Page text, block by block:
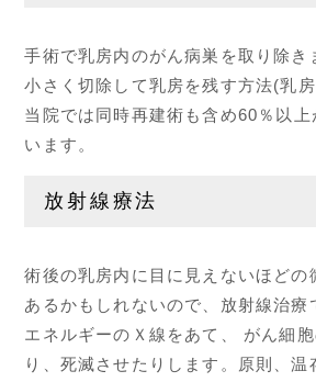
手術で乳房内のがん病巣を取り除き
小さく切除して乳房を残す方法(乳
当院では同時再建術も含め60％以上
います。
放射線療法
術後の乳房内に目に見えないほどの
あるかもしれないので、放射線治療
エネルギーのＸ線をあて、 がん細
り、死滅させたりします。原則、温